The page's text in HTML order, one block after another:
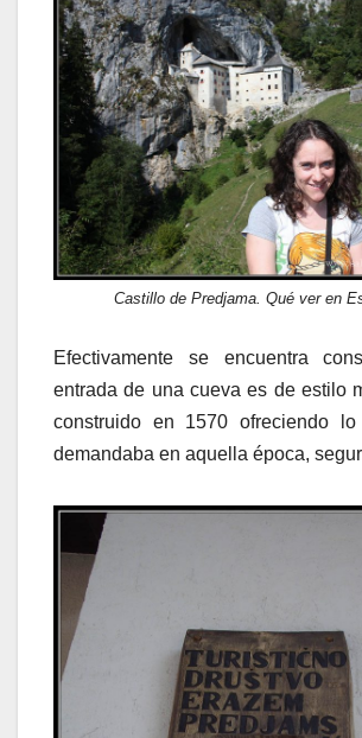
Castillo de Predjama. Qué ver en
Efectivamente se encuentra
entrada de una cueva es de estilo
construido en 1570 ofreciendo
demandaba en aquella época,